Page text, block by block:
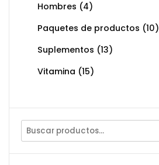
Hombres (4)
Paquetes de productos (10)
Suplementos (13)
Vitamina (15)